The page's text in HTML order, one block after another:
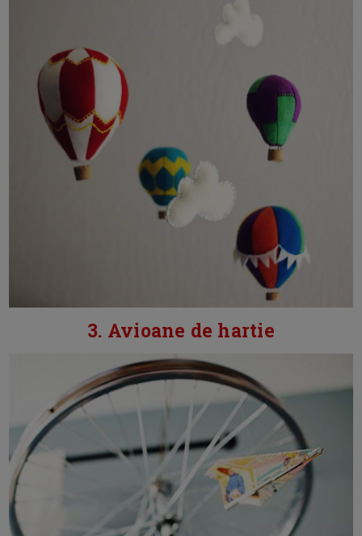
3. Avioane de hartie